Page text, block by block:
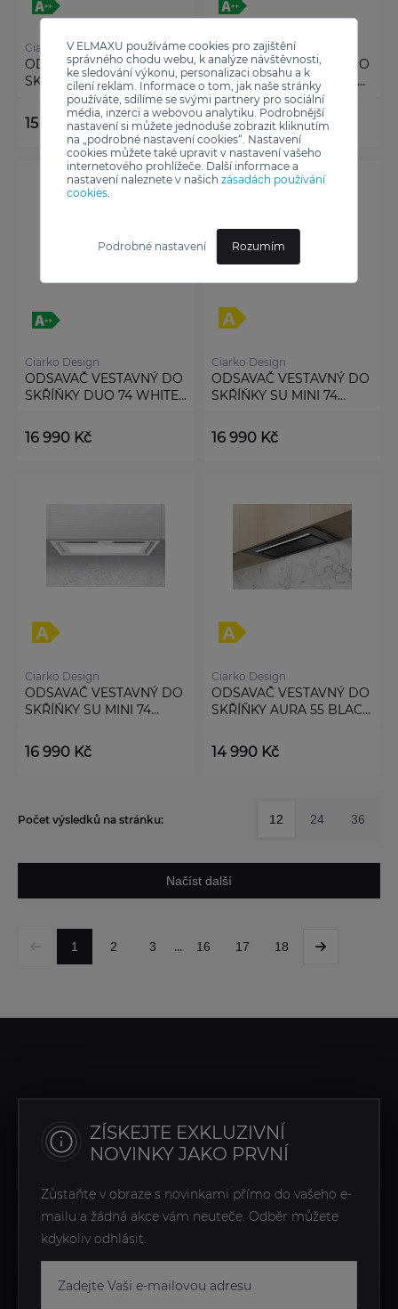
V ELMAXU používáme cookies pro zajištění
správného chodu webu, k analýze návštěvnosti,
ke sledování výkonu, personalizaci obsahu a k
cílení reklam. Informace o tom, jak naše stránky
používáte, sdílíme se svými partnery pro sociální
média, inzerci a webovou analytiku. Podrobnější
nastavení si můžete jednoduše zobrazit kliknutím
na „podrobné nastavení cookies“. Nastavení
cookies můžete také upravit v nastavení vašeho
internetového prohlížeče. Další informace a
nastavení naleznete v našich zásadách používání
cookies.
Podrobné nastavení Rozumím
Ciarko Design
ODSAVAČ VESTAVNÝ DO
SKŘÍŇKY DUO 55 WHITE
(CDZ5505B)
15 990 Kč
Ciarko Design
ODSAVAČ VESTAVNÝ DO
SKŘÍŇKY DUO 74 BLACK
(CDZ7405C)
16 990 Kč
Ciarko Design
ODSAVAČ VESTAVNÝ DO
SKŘÍŇKY DUO 74 WHITE
16 990 Kč
Ciarko Design
ODSAVAČ VESTAVNÝ DO
SKŘÍŇKY SU MINI 74
16 990 Kč
Ciarko Design
ODSAVAČ VESTAVNÝ DO
SKŘÍŇKY SU MINI 74
16 990 Kč
Ciarko Design
ODSAVAČ VESTAVNÝ DO
SKŘÍŇKY AURA 55 BLACK
14 990 Kč
Načíst další
1 2 3 ... 16 17 18
Počet výsledků na stránku: 12 24 36
ZÍSKEJTE EXKLUZIVNÍ
NOVINKY JAKO PRVNÍ
Zůstaňte v obraze s novinkami přímo do vašeho e-
mailu a žádná akce vám neuteče. Odběr můžete
kdykoliv odhlásit.